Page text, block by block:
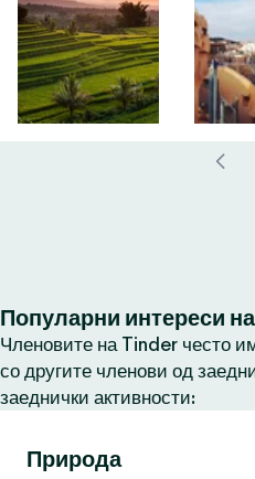
Популарни интереси
Членовите на Tinder често
со другите членови од
заеднички активности:
Природа